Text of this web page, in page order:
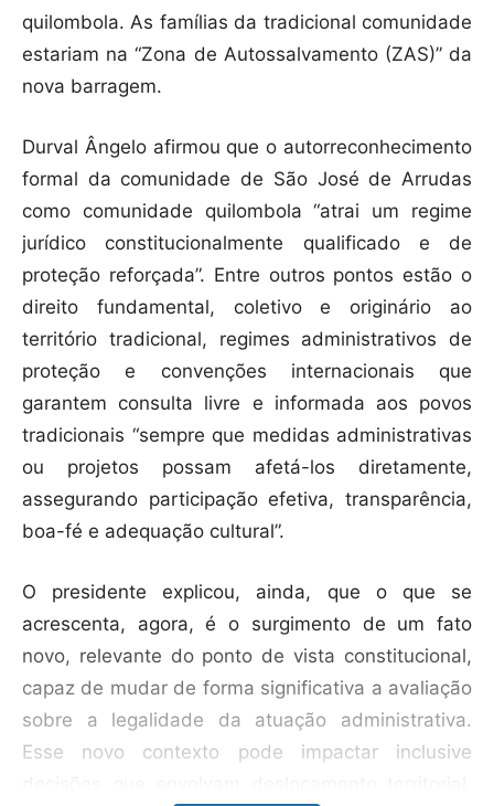
quilombola. As famílias da tradicional comunidade
estariam na “Zona de Autossalvamento (ZAS)” da
nova barragem.
Durval Ângelo afirmou que o autorreconhecimento
formal da comunidade de São José de Arrudas
como comunidade quilombola “atrai um regime
jurídico constitucionalmente qualificado e de
proteção reforçada”. Entre outros pontos estão o
direito fundamental, coletivo e originário ao
território tradicional, regimes administrativos de
proteção e convenções internacionais que
garantem consulta livre e informada aos povos
tradicionais “sempre que medidas administrativas
ou projetos possam afetá-los diretamente,
assegurando participação efetiva, transparência,
boa-fé e adequação cultural”.
O presidente explicou, ainda, que o que se
acrescenta, agora, é o surgimento de um fato
novo, relevante do ponto de vista constitucional,
capaz de mudar de forma significativa a avaliação
sobre a legalidade da atuação administrativa.
Esse novo contexto pode impactar inclusive